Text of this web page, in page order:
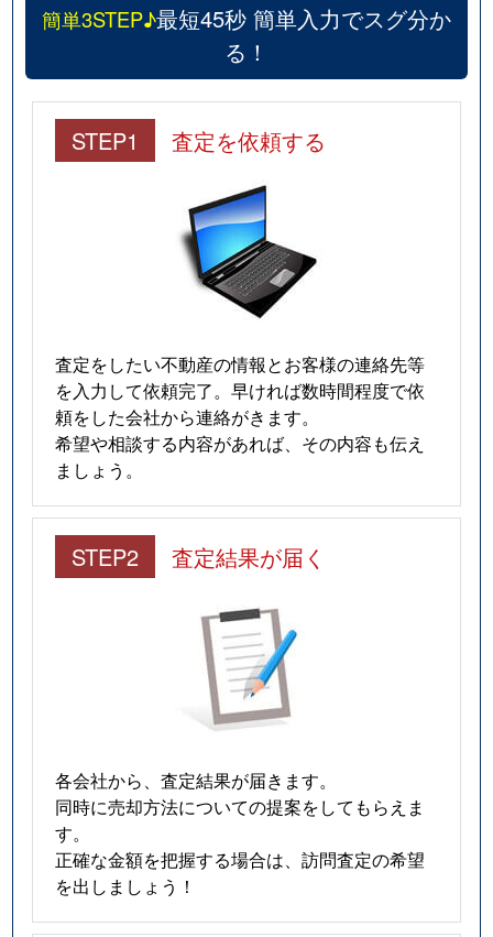
簡単3STEP♪最短45秒 簡単入力でスグ分か
る！
STEP1 査定を依頼する
査定をしたい不動産の情報とお客様の連絡先等
を入力して依頼完了。早ければ数時間程度で依
頼をした会社から連絡がきます。
希望や相談する内容があれば、その内容も伝え
ましょう。
STEP2 査定結果が届く
各会社から、査定結果が届きます。
同時に売却方法についての提案をしてもらえま
す。
正確な金額を把握する場合は、訪問査定の希望
を出しましょう！